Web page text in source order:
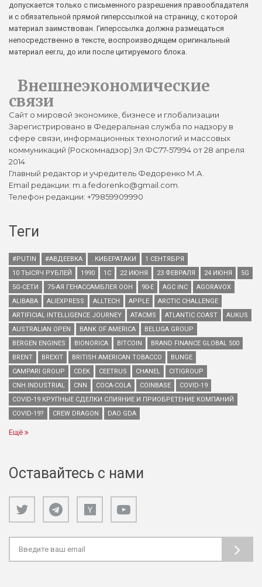
допускается только с письменного разрешения правообладателя
и с обязательной прямой гиперссылкой на страницу, с которой
материал заимствован. Гиперссылка должна размещаться
непосредственно в тексте, воспроизводящем оригинальный
материал eer.ru, до или после цитируемого блока.
Внешнеэкономические
связи
Сайт о мировой экономике, бизнесе и глобализации
Зарегистрировано в Федеральная служба по надзору в
сфере связи, информационных технологий и массовых
коммуникаций (Роскомнадзор) Эл ФС77-57994 от 28 апреля
2014
Главный редактор и учредитель Федоренко М.А.
Email редакции: m.a.fedorenko@gmail.com.
Телефон редакции: +79859909990
Теги
#PUTIN #АВДЕЕВКА . КИБЕРАТАКИ
1 СЕНТЯБРЯ
10 ТЫСЯЧ РУБЛЕЙ
1990 1С 22 ИЮНЯ 23 ФЕВРАЛЯ 24 ИЮНЯ
5G
5G-СЕТИ
75-АЯ ГЕНАССАМБЛЕЯ ООН 90-Е AGC INC
AGORAVOX
ALIBABA
ALIEXPRESS ALLTECH APPLE
ARCTIC CHALLENGE
ARTIFICIAL INTELLIGENCE JOURNEY
ATACMS ATLANTIC COAST
AUKUS
AUSTRALIAN OPEN
BANK OF AMERICA
BELUGA GROUP
BERGEN ENGINES
BIONORICA BITCOIN
BRAND FINANCE GLOBAL 500
BRENT
BREXIT BRITISH AMERICAN TOBACCO
BUNGE
CAMPARI GROUP
CDEK CEETRUS CHANEL
CITIGROUP
CNH INDUSTRIAL
CNN COCA-COLA COINBASE
COVID-19
COVID-19 КРУПНЫЕ СДЕЛКИ СЛИЯНИЕ И ПРИОБРЕТЕНИЕ КОМПАНИЙ
COVID-19?
CREW DRAGON DAO GDA
Ещё
Оставайтесь с нами